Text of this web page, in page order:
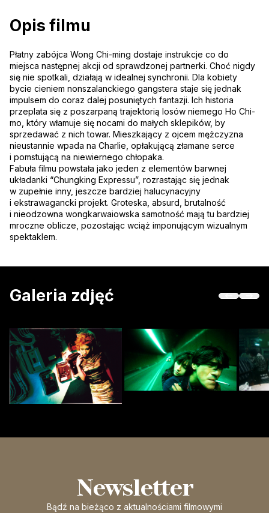
Opis filmu
Płatny zabójca Wong Chi-ming dostaje instrukcje co do
miejsca następnej akcji od sprawdzonej partnerki. Choć nigdy
się nie spotkali, działają w idealnej synchronii. Dla kobiety
bycie cieniem nonszalanckiego gangstera staje się jednak
impulsem do coraz dalej posuniętych fantazji. Ich historia
przeplata się z poszarpaną trajektorią losów niemego Ho Chi-
mo, który włamuje się nocami do małych sklepików, by
sprzedawać z nich towar. Mieszkający z ojcem mężczyzna
nieustannie wpada na Charlie, opłakującą złamane serce
i pomstującą na niewiernego chłopaka.
Fabuła filmu powstała jako jeden z elementów barwnej
układanki “Chungking Expressu”, rozrastając się jednak
w zupełnie inny, jeszcze bardziej halucynacyjny
i ekstrawagancki projekt. Groteska, absurd, brutalność
i nieodzowna wongkarwaiowska samotność mają tu bardziej
mroczne oblicze, pozostając wciąż imponującym wizualnym
spektaklem.
Galeria zdjęć
Newsletter
Bądź na bieżąco z aktualnościami filmowymi